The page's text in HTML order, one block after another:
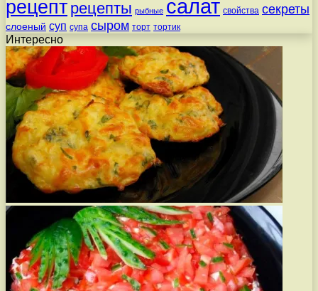
рецепт рецепты рыбные салат свойства секреты
слоеный суп супа сыром торт тортик
Интересно